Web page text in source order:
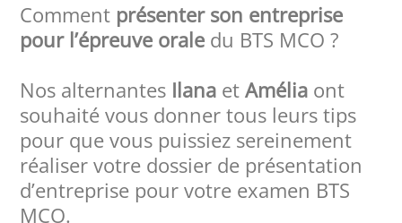
Comment présenter son entreprise
pour l’épreuve orale du BTS MCO ?
Nos alternantes Ilana etAmélia ont
souhaité vous donner tous leurs tips
pour que vous puissiez sereinement
réaliser votre dossier de présentation
d’entreprise pour votre examen BTS
MCO.